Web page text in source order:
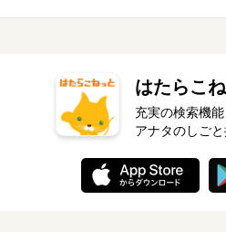
はたらこ
充実の検索機
アナタのしご